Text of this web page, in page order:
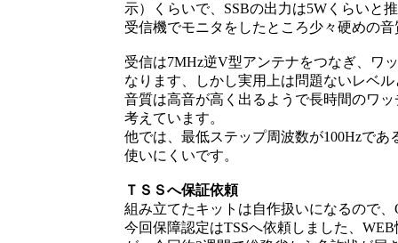
示）くらいで、SSBの出力は5Wくらいと
受信機でモニタをしたところ少々硬めの
受信は7MHz逆V型アンテナをつなぎ、ワ
なります、しかし実用上は問題ないレベ
音質は高音が高く出るようで長時間のワ
考えています。
他では、最低ステップ周波数が100Hzで
使いにくいです。
ＴＳＳへ保証依頼
組み立てたキットは自作扱いになるので
今回保障認定はTSSへ依頼しました、